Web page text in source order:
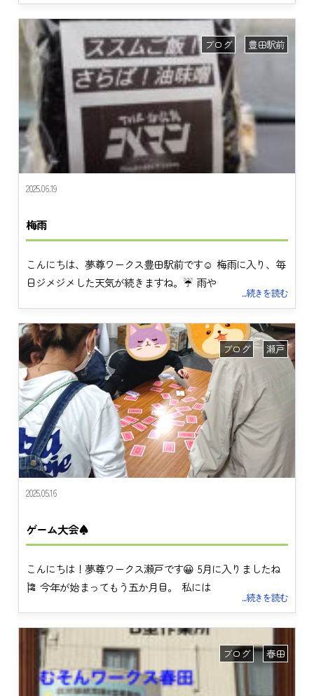
2025.06.19
梅雨
ブログ 豊田駅前
こんにちは、夢尊ワークス豊田駅前です☺️ 梅雨に入り、毎
日ジメジメした天気が続きますね。☔ 雨や
...続きを読む
2025.05.16
ゲーム大会♠
ブログ 瀬戸
こんにちは！夢尊ワークス瀬戸です😀 5月に入りましたね
🎏 今年が始まってもう五か月目。 私には
...続きを読む
ブログ 春田